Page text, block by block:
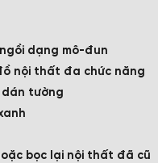
dạng mô-đun
nội thất đa chức năng
dán tường
bọc lại nội thất đã cũ